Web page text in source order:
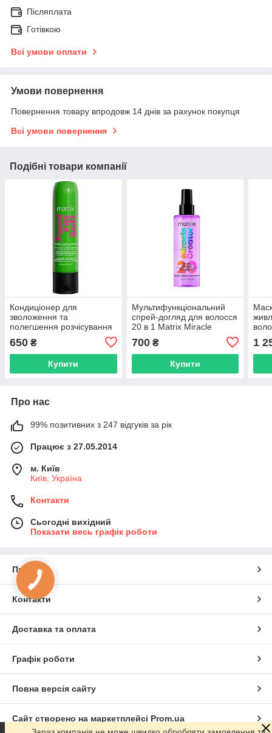
Післяплата
Готівкою
Всі умови оплати
Умови повернення
Повернення товару впродовж 14 днів за рахунок покупця
Всі умови повернення
Подібні товари компанії
Кондиціонер для
зволоження та
полегшення розчісування
волосся Matrix Food For
Soft Hydrating Conditioner,
300 мл (Mtrx2)
650 ₴
Купити
Мультифункціональний
спрей-догляд для волосся
20 в 1 Matrix Miracle
Leave-In Treatment, 100
мл (Mtrx33)
700₴
Купити
1
Про нас
99% позитивних з 247 відгуків за рік
Працює з 27.05.2014
м. Київ
Київ, Україна
Контакти
Сьогодні вихідний
Показати весь графік роботи
Про нас
Контакти
Доставка та оплата
Графік роботи
Повна версія сайту
Сайт створено на маркетплейсі Prom.ua